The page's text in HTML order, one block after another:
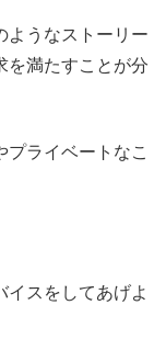
ようなストーリー
を満たすことが分
ライベートなこ
イスをしてあげよ